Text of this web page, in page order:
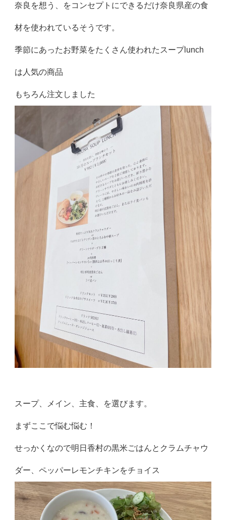
奈良を想う、をコンセプトにできるだけ奈良県産の食
材を使われているそうです。
季節にあったお野菜をたくさん使われたスープlunch
は人気の商品
もちろん注文しました
スープ、メイン、主食、を選びます。
まずここで悩む悩む！
せっかくなので明日香村の黒米ごはんとクラムチャウ
ダー、ペッパーレモンチキンをチョイス